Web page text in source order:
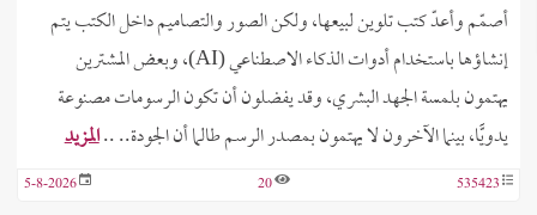
أصمّم وأعدّ كتب تلوين لبيعها، ولكن الصور والتصاميم داخل الكتب يتم
إنشاؤها باستخدام أدوات الذكاء الاصطناعي (AI)، وبعض المشترين
يهتمون بلمسة الجهد البشري، وقد يفضلون أن تكون الرسومات مصنوعة
يدويًّا، بينما الآخرون لا يهتمون بمصدر الرسم طالما أن الجودة.. ..المزيد
535423
20
5-8-2026